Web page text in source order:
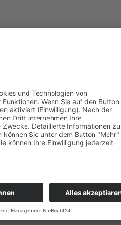
dem Betreff Löschung Nutzerkonto an